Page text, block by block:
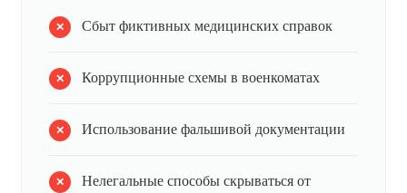
Сбыт фиктивных медицинских справок
Коррупционные схемы в военкоматах
Использование фальшивой документации
Нелегальные способы скрываться от